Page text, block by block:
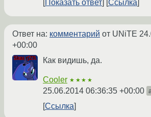
Показать ответ
Ссылка
Ответ на: комментарий от UNiTE
+00:00
Как видишь, да.
Cooler ★★★★
25.06.2014 06:36:35 +00:00
Ссылка